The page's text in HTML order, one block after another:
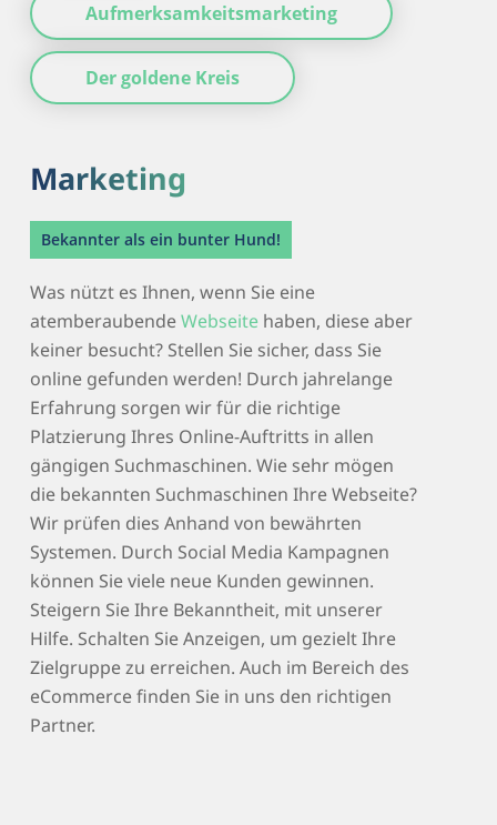
Aufmerksamkeitsmarketing
Der goldene Kreis
Marketing
Bekannter als ein bunter Hund!
Was nützt es Ihnen, wenn Sie eine
atemberaubendeWebseitehaben, diese aber
keiner besucht? Stellen Sie sicher, dass Sie
online gefunden werden! Durch jahrelange
Erfahrung sorgen wir für die richtige
Platzierung Ihres Online-Auftritts in allen
gängigen Suchmaschinen. Wie sehr mögen
die bekannten Suchmaschinen Ihre Webseite?
Wir prüfen dies Anhand von bewährten
Systemen. Durch Social Media Kampagnen
können Sie viele neue Kunden gewinnen.
Steigern Sie Ihre Bekanntheit, mit unserer
Hilfe. Schalten Sie Anzeigen, um gezielt Ihre
Zielgruppe zu erreichen. Auch im Bereich des
eCommerce finden Sie in uns den richtigen
Partner.